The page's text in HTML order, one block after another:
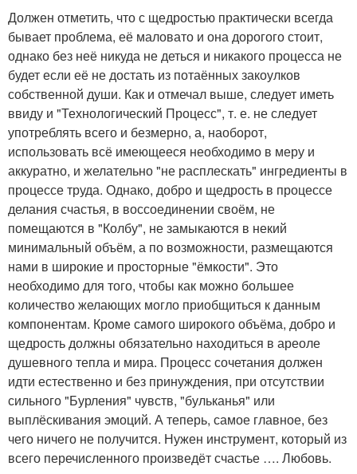
Должен отметить, что с щедростью практически всегда
бывает проблема, её маловато и она дорогого стоит,
однако без неё никуда не деться и никакого процесса не
будет если её не достать из потаённых закоулков
собственной души. Как и отмечал выше, следует иметь
ввиду и "Технологический Процесс", т. е. не следует
употреблять всего и безмерно, а, наоборот,
использовать всё имеющееся необходимо в меру и
аккуратно, и желательно "не расплескать" ингредиенты в
процессе труда. Однако, добро и щедрость в процессе
делания счастья, в воссоединении своём, не
помещаются в "Колбу", не замыкаются в некий
минимальный объём, а по возможности, размещаются
нами в широкие и просторные "ёмкости". Это
необходимо для того, чтобы как можно большее
количество желающих могло приобщиться к данным
компонентам. Кроме самого широкого объёма, добро и
щедрость должны обязательно находиться в ареоле
душевного тепла и мира. Процесс сочетания должен
идти естественно и без принуждения, при отсутствии
сильного "Бурления" чувств, "бульканья" или
выплёскивания эмоций. А теперь, самое главное, без
чего ничего не получится. Нужен инструмент, который из
всего перечисленного произведёт счастье …. Любовь.